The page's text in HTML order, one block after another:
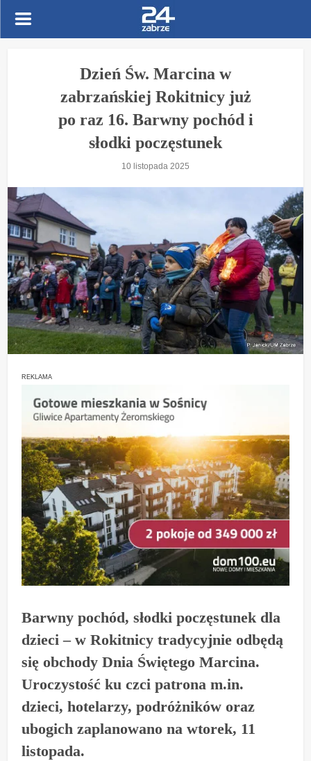
Dzień Św. Marcina w
zabrzańskiej Rokitnicy już
po raz 16. Barwny pochód i
słodki poczęstunek
10 listopada 2025
REKLAMA
Barwny pochód, słodki poczęstunek dla
dzieci – w Rokitnicy tradycyjnie odbędą
się obchody Dnia Świętego Marcina.
Uroczystość ku czci patrona m.in.
dzieci, hotelarzy, podróżników oraz
ubogich zaplanowano na wtorek, 11
listopada.